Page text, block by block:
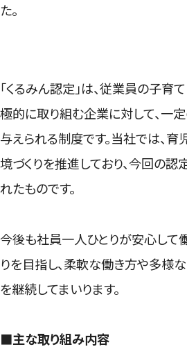
た。
「くるみん認定」は、従業員の子
極的に取り組む企業に対して、一
与えられる制度です。当社では、
境づくりを推進しており、今回の
れたものです。
今後も社員一人ひとりが安心して
りを目指し、柔軟な働き方や多様
を継続してまいります。
■主な取り組み内容